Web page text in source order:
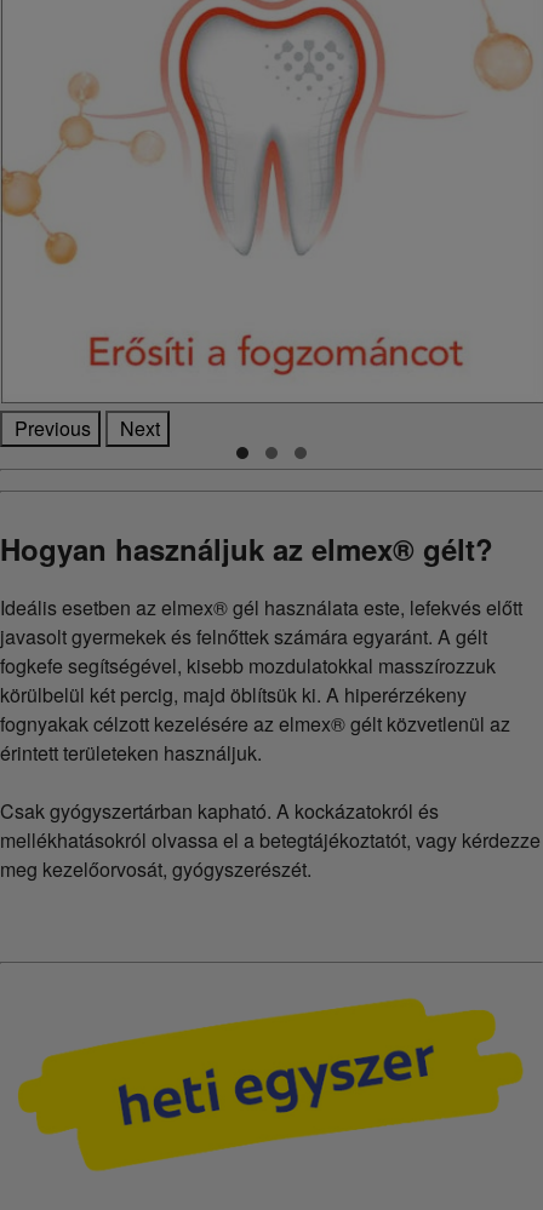
Previous Next
Hogyan használjuk az elmex® gélt?
Ideális esetben az elmex® gél használata este, lefekvés előtt
javasolt gyermekek és felnőttek számára egyaránt. A gélt
fogkefe segítségével, kisebb mozdulatokkal masszírozzuk
körülbelül két percig, majd öblítsük ki. A hiperérzékeny
fognyakak célzott kezelésére az elmex® gélt közvetlenül az
érintett területeken használjuk.
Csak gyógyszertárban kapható. A kockázatokról és
mellékhatásokról olvassa el a betegtájékoztatót, vagy kérdezze
meg kezelőorvosát, gyógyszerészét.